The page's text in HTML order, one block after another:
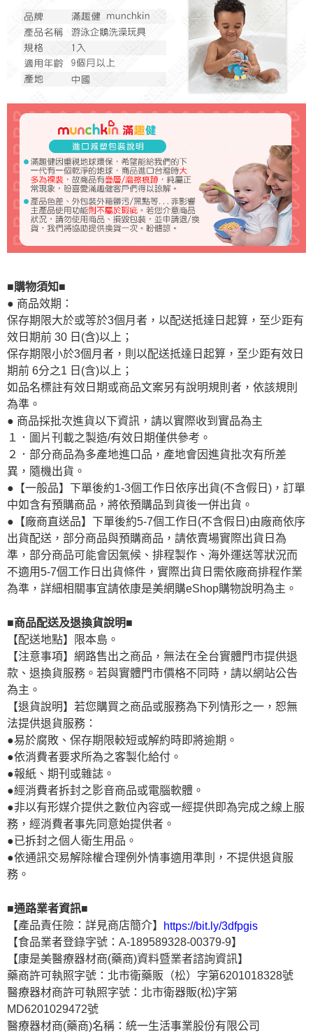
■購物須知■
● 商品效期：
保存期限大於或等於3個月者，以配送抵達日起算，至少距有
效日期前 30 日(含)以上；
保存期限小於3個月者，則以配送抵達日起算，至少距有效日
期前 6分之1 日(含)以上；
如品名標註有效日期或商品文案另有說明規則者，依該規則
為準。
● 商品採批次進貨以下資訊，請以實際收到實品為主
１．圖片刊載之製造/有效日期僅供參考。
２．部分商品為多產地進口品，產地會因進貨批次有所差
異，隨機出貨。
●【一般品】下單後約1-3個工作日依序出貨(不含假日)，訂單
中如含有預購商品，將依預購品到貨後一併出貨。
●【廠商直送品】下單後約5-7個工作日(不含假日)由廠商依序
出貨配送，部分商品與預購商品，請依賣場實際出貨日為
準，部分商品可能會因氣候、排程製作、海外運送等狀況而
不適用5-7個工作日出貨條件，實際出貨日需依廠商排程作業
為準，詳細相關事宜請依康是美網購eShop購物說明為主。
■商品配送及退換貨說明■
【配送地點】限本島。
【注意事項】網路售出之商品，無法在全台實體門市提供退
款、退換貨服務。若與實體門市價格不同時，請以網站公告
為主。
【退貨說明】若您購買之商品或服務為下列情形之一，恕無
法提供退貨服務：
●易於腐敗、保存期限較短或解約時即將逾期。
●依消費者要求所為之客製化給付。
●報紙、期刊或雜誌。
●經消費者拆封之影音商品或電腦軟體。
●非以有形媒介提供之數位內容或一經提供即為完成之線上服
務，經消費者事先同意始提供者。
●已拆封之個人衛生用品。
●依通訊交易解除權合理例外情事適用準則，不提供退貨服
務。
■通路業者資訊■
【產品責任險：詳見商店簡介】 https://bit.ly/3dfpgis
【食品業者登錄字號：A-189589328-00379-9】
【康是美醫療器材商(藥商)資料暨業者諮詢資訊】
藥商許可執照字號：北市衛藥販（松）字第6201018328號
醫療器材商許可執照字號：北市衛器販(松)字第
MD6201029472號
醫療器材商(藥商)名稱：統一生活事業股份有限公司